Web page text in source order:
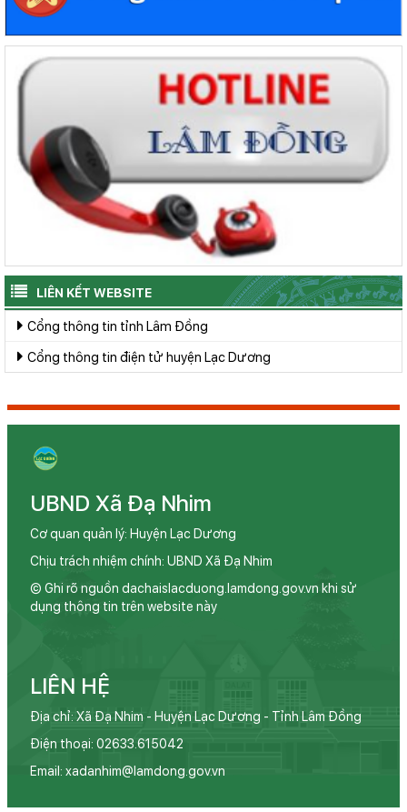
LIÊN KẾT WEBSITE
Cổng thông tin tỉnh Lâm Đồng
Cổng thông tin điện tử huyện Lạc Dương
UBND Xã Đạ Nhim
Cơ quan quản lý: Huyện Lạc Dương
Chịu trách nhiệm chính: UBND Xã Đạ Nhim
© Ghi rõ nguồn dachaislacduong.lamdong.gov.vn khi sử
dụng thông tin trên website này
LIÊN HỆ
Địa chỉ: Xã Đạ Nhim - Huyện Lạc Dương - Tỉnh Lâm Đồng
Điện thoại: 02633.615042
Email: xadanhim@lamdong.gov.vn